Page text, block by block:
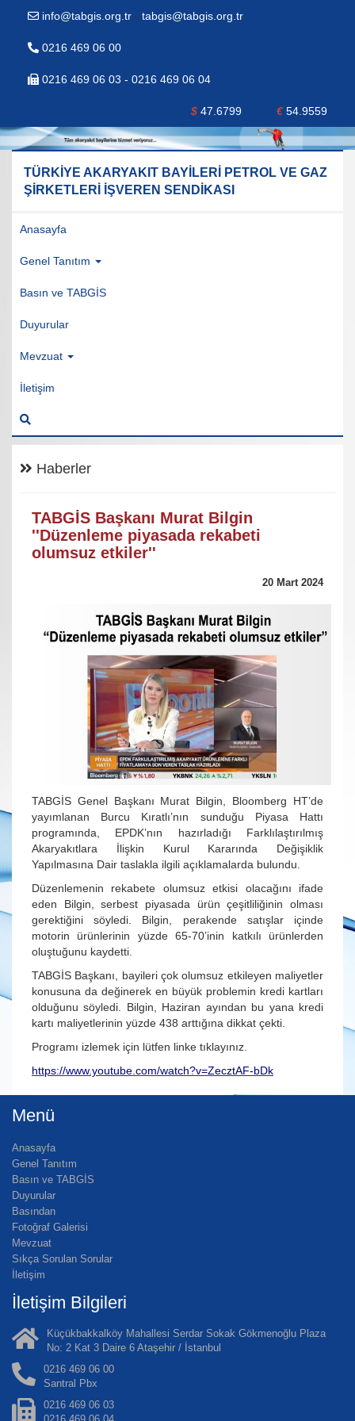
info@tabgis.org.tr - tabgis@tabgis.org.tr
0216 469 06 00
0216 469 06 03 - 0216 469 06 04
$ 47.6799 €54.9559
TÜRKİYE AKARYAKIT BAYİLERİ PETROL VE GAZ
ŞİRKETLERİ İŞVEREN SENDİKASI
Anasayfa
Genel Tanıtım
Basın ve TABGİS
Duyurular
Mevzuat
İletişim
Haberler
TABGİS Başkanı Murat Bilgin
''Düzenleme piyasada rekabeti
olumsuz etkiler''
20 Mart 2024
TABGİS Genel Başkanı Murat Bilgin, Bloomberg HT’de
yayımlanan Burcu Kıratlı’nın sunduğu Piyasa Hattı
programında, EPDK’nın hazırladığı Farklılaştırılmış
Akaryakıtlara İlişkin Kurul Kararında Değişiklik
Yapılmasına Dair taslakla ilgili açıklamalarda bulundu.
Düzenlemenin rekabete olumsuz etkisi olacağını ifade
eden Bilgin, serbest piyasada ürün çeşitliliğinin olması
gerektiğini söyledi. Bilgin, perakende satışlar içinde
motorin ürünlerinin yüzde 65-70’inin katkılı ürünlerden
oluştuğunu kaydetti.
TABGİS Başkanı, bayileri çok olumsuz etkileyen maliyetler
konusuna da değinerek en büyük problemin kredi kartları
olduğunu söyledi. Bilgin, Haziran ayından bu yana kredi
kartı maliyetlerinin yüzde 438 arttığına dikkat çekti.
Programı izlemek için lütfen linke tıklayınız.
https://www.youtube.com/watch?v=ZecztAF-bDk
Menü
Anasayfa
Genel Tanıtım
Basın ve TABGİS
Duyurular
Basından
Fotoğraf Galerisi
Mevzuat
Sıkça Sorulan Sorular
İletişim
İletişim Bilgileri
Küçükbakkalköy Mahallesi Serdar Sokak Gökmenoğlu Plaza
No: 2 Kat 3 Daire 6 Ataşehir / İstanbul
0216 469 06 00
Santral Pbx
0216 469 06 03